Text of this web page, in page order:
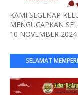
KAMI SEGENAP
MENGUCAPKAN
10 NOVEMBER 2024
SELAMAT